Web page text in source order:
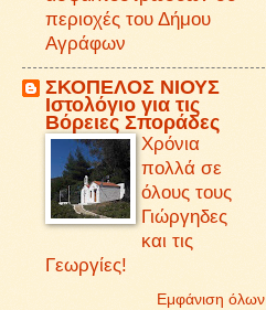
περιοχές του Δήμου
Αγράφων
ΣΚΟΠΕΛΟΣ ΝΙΟΥΣ
Iστολόγιο για τις
Βόρειες Σποράδες
Χρόνια
πολλά σε
όλους τους
Γιώργηδες
και τις
Γεωργίες!
Εμφάνιση όλων